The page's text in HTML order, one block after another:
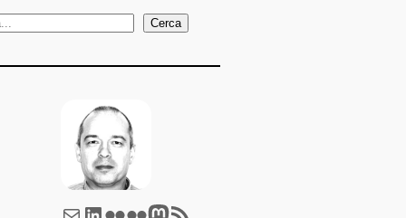
Cerca